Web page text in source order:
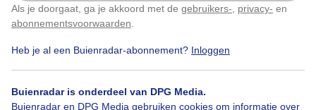
Als je doorgaat, ga je akkoord met de gebruikers- privacy- en
abonnementsvoorwaarden
Heb je al een Buienradar-abonnement? Inloggen
Buienradar is onderdeel van DPG Media.
Buienradar en DPG Media gebruiken cookies om informatie over
Zon Wolken
Klik hierom dit aan te passen